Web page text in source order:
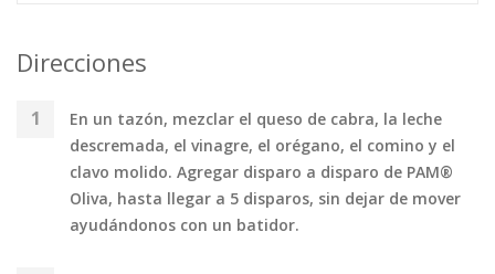
Direcciones
En un tazón, mezclar el queso de cabra, la leche
descremada, el vinagre, el orégano, el comino y el
clavo molido. Agregar disparo a disparo de PAM®
Oliva, hasta llegar a 5 disparos, sin dejar de mover
ayudándonos con un batidor.